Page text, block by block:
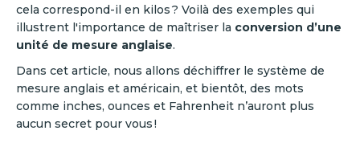
cela correspond-il en kilos ? Voilà des exemples qui
illustrent l'importance de maîtriser la conversion d’une
unité de mesure anglaise.
Dans cet article, nous allons déchiffrer le système de
mesure anglais et américain, et bientôt, des mots
comme inches, ounces et Fahrenheit n’auront plus
aucun secret pour vous !